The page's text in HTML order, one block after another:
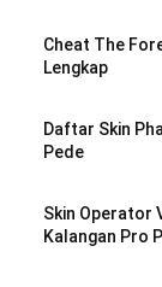
Cheat The
Lengkap
Daftar Skin
Pede
Skin Operator
Kalangan Pro